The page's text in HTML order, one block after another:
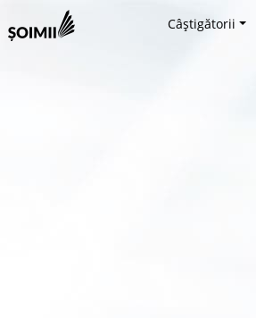
Câștigătorii